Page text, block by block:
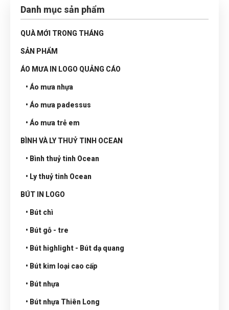
Danh mục sản phẩm
QUÀ MỚI TRONG THÁNG
SẢN PHẨM
ÁO MƯA IN LOGO QUẢNG CÁO
• Áo mưa nhựa
• Áo mưa padessus
• Áo mưa trẻ em
BÌNH VÀ LY THUỶ TINH OCEAN
• Bình thuỷ tinh Ocean
• Ly thuỷ tinh Ocean
BÚT IN LOGO
• Bút chì
• Bút gỗ - tre
• Bút highlight - Bút dạ quang
• Bút kim loại cao cấp
• Bút nhựa
• Bút nhựa Thiên Long